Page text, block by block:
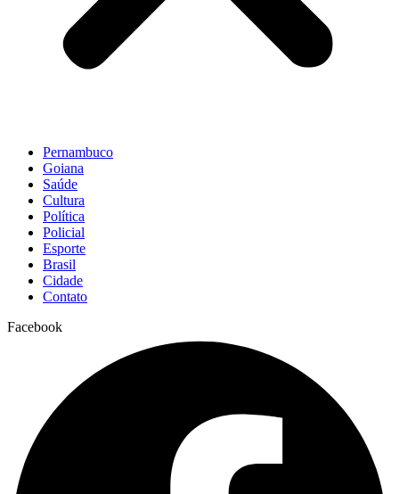
Pernambuco
Goiana
Saúde
Cultura
Política
Policial
Esporte
Brasil
Cidade
Contato
Facebook